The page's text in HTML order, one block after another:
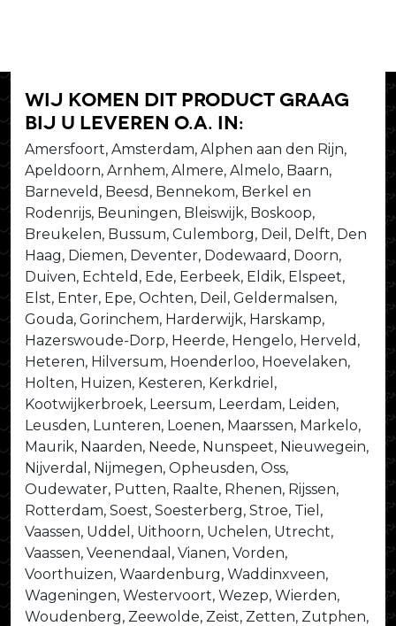
Wij komen dit product graag
bij u leveren o.a. in:
Amersfoort, Amsterdam, Alphen aan den Rijn,
Apeldoorn, Arnhem, Almere, Almelo, Baarn,
Barneveld, Beesd, Bennekom, Berkel en
Rodenrijs, Beuningen, Bleiswijk, Boskoop,
Breukelen, Bussum, Culemborg, Deil, Delft, Den
Haag, Diemen, Deventer, Dodewaard, Doorn,
Duiven, Echteld, Ede, Eerbeek, Eldik, Elspeet,
Elst, Enter, Epe, Ochten, Deil, Geldermalsen,
Gouda, Gorinchem, Harderwijk, Harskamp,
Hazerswoude-Dorp, Heerde, Hengelo, Herveld,
Heteren, Hilversum, Hoenderloo, Hoevelaken,
Holten, Huizen, Kesteren, Kerkdriel,
Kootwijkerbroek, Leersum, Leerdam, Leiden,
Leusden, Lunteren, Loenen, Maarssen, Markelo,
Maurik, Naarden, Neede, Nunspeet, Nieuwegein,
Nijverdal, Nijmegen, Opheusden, Oss,
Oudewater, Putten, Raalte, Rhenen, Rijssen,
Rotterdam, Soest, Soesterberg, Stroe, Tiel,
Vaassen, Uddel, Uithoorn, Uchelen, Utrecht,
Vaassen, Veenendaal, Vianen, Vorden,
Voorthuizen, Waardenburg, Waddinxveen,
Wageningen, Westervoort, Wezep, Wierden,
Woudenberg, Zeewolde, Zeist, Zetten, Zutphen,